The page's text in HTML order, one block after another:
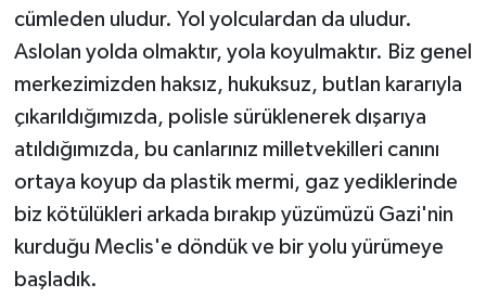
cümleden uludur. Yol yolculardan da uludur.
Aslolan yolda olmaktır, yola koyulmaktır. Biz genel
merkezimizden haksız, hukuksuz, butlan kararıyla
çıkarıldığımızda, polisle sürüklenerek dışarıya
atıldığımızda, bu canlarınız milletvekilleri canını
ortaya koyup da plastik mermi, gaz yediklerinde
biz kötülükleri arkada bırakıp yüzümüzü Gazi'nin
kurduğu Meclis'e döndük ve bir yolu yürümeye
başladık.